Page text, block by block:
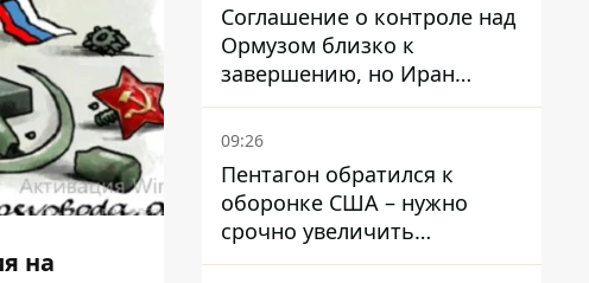
на
Соглашение о контроле над
Ормузом близко к
завершению, но Иран
выдвинул новые
требования – СМИ
раскрыли подробности
09:26
Пентагон обратился к
оборонке США – нужно
срочно увеличить
производство вооружений